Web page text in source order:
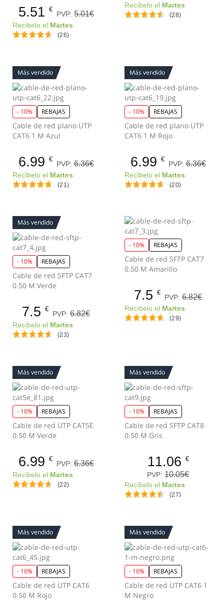
5.51 €
PVP: 5.01€
Recíbelo el Martes
(26)
Recíbelo el Martes
(28)
Más vendido
- 10% REBAJAS
Cable de red plano UTP
CAT6 1 M Azul
6.99 €
PVP: 6.36€
Recíbelo el Martes
(21)
Más vendido
- 10% REBAJAS
Cable de red plano UTP
CAT6 1 M Rojo
6.99 €
PVP: 6.36€
Recíbelo el Martes
(20)
Más vendido
- 10% REBAJAS
Cable de red SFTP CAT7
0.50 M Verde
7.5 €
PVP: 6.82€
Recíbelo el Martes
(23)
- 10% REBAJAS
Cable de red SFTP CAT7
0.50 M Amarillo
7.5 €
PVP: 6.82€
Recíbelo el Martes
(29)
Más vendido
- 10% REBAJAS
Cable de red UTP CAT5E
0.50 M Verde
6.99 €
PVP: 6.36€
Recíbelo el Martes
(22)
Más vendido
- 10% REBAJAS
Cable de red SFTP CAT8
0.50 M Gris
11.06 €
PVP: 10.05€
Recíbelo el Martes
(27)
Más vendido
- 10% REBAJAS
Cable de red UTP CAT6
0.50 M Rojo
Más vendido
- 10% REBAJAS
Cable de red UTP CAT6 1
M Negro